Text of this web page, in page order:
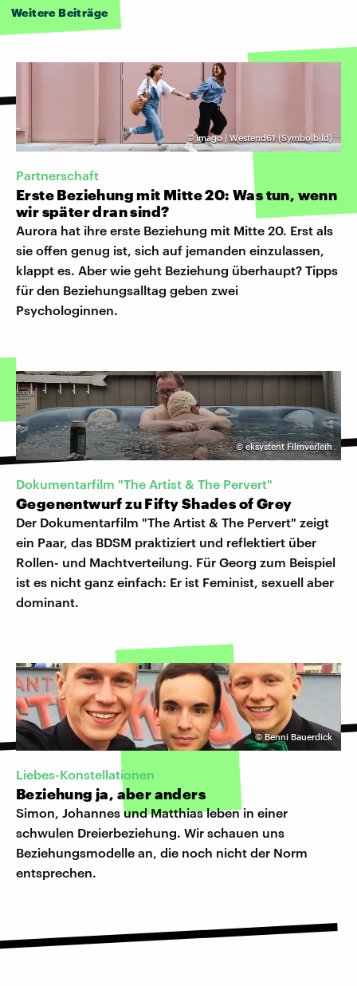
Weitere Beiträge
©imago | Westend61 (Symbolbild)
Partnerschaft
Erste Beziehung mit Mitte 20: Was tun, wenn
wir später dran sind?
Aurora hat ihre erste Beziehung mit Mitte 20. Erst als
sie offen genug ist, sich auf jemanden einzulassen,
klappt es. Aber wie geht Beziehung überhaupt? Tipps
für den Beziehungsalltag geben zwei
Psychologinnen.
©eksystent Filmverleih
Dokumentarfilm "The Artist & The Pervert"
Gegenentwurf zu Fifty Shades of Grey
Der Dokumentarfilm "The Artist & The Pervert" zeigt
ein Paar, das BDSM praktiziert und reflektiert über
Rollen- und Machtverteilung. Für Georg zum Beispiel
ist es nicht ganz einfach: Er ist Feminist, sexuell aber
dominant.
© Benni Bauerdick
Liebes-Konstellationen
Beziehung ja, aber anders
Simon, Johannes und Matthias leben in einer
schwulen Dreierbeziehung. Wir schauen uns
Beziehungsmodelle an, die noch nicht der Norm
entsprechen.